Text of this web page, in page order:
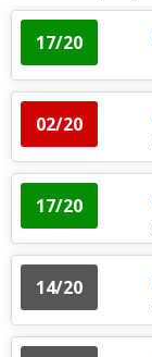
17/20
02/20
17/20
14/20